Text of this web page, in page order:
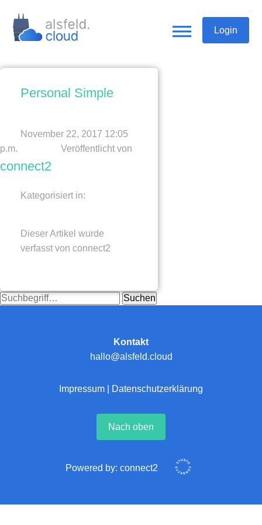
Login
Personal Simple
November 22, 2017 12:05
p.m.
Veröffentlicht von
connect2
Kategorisiert in:
Dieser Artikel wurde
verfasst von connect2
Suchen
Kontakt
hallo@alsfeld.cloud
Impressum Datenschutzerklärung
Nach oben
Powered by: connect2